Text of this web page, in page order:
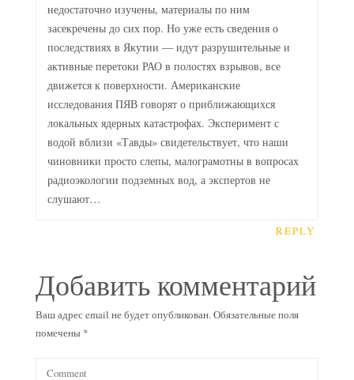
недостаточно изучены, материалы по ним
засекречены до сих пор. Но уже есть сведения о
последствиях в Якутии — идут разрушительные и
активные перетоки РАО в полостях взрывов, все
движется к поверхности. Американские
исследования ПЯВ говорят о приближающихся
локальных ядерных катастрофах. Эксперимент с
водой вблизи «Тавды» свидетельствует, что наши
чиновники просто слепы, малограмотны в вопросах
радиоэкологии подземных вод, а экспертов не
слушают…
REPLY
Добавить комментарий
Ваш адрес email не будет опубликован.Обязательные поля
помечены *